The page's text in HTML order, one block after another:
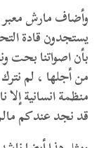
وأضاف مارش معبر
يستجدون قادة
بأن اصواتنا بحت
من أجلها ، لم
منظمة انسانية إلا
قد نجد عندكم